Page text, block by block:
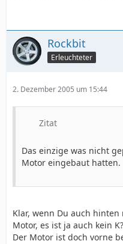
Rockbit
Erleuchteter
2. Dezember 2005 um 15:44
Zitat
Das einzige was nicht
Motor eingebaut hatten.
Klar, wenn Du auch
Motor, es ist ja auch kein
Der Motor ist doch vorne